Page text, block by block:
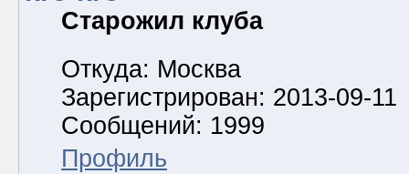
Старожил клуба
Откуда: Москва
Зарегистрирован: 2013-09-11
Сообщений: 1999
Профиль